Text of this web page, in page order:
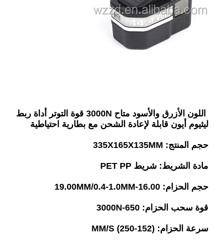
ليثيوم أيون قابلة لإعادة الشحن مع بطارية احتياطية
حجم المنتج: 335X165X135MM
مادة الشريط: شريط PET PP
حجم الحزام: 16.00-19.00MM/0.4-1.0MM
قوة سحب الحزام: 650-3000N
سرعة الحزام: (152-250) MM/S